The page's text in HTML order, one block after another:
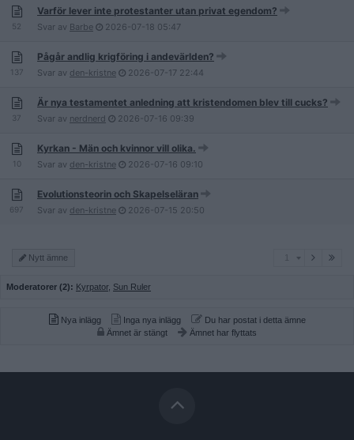
52
Varför lever inte protestanter utan privat egendom?
Svar av Barbe 2026-07-18 05:47
137
Pågår andlig krigföring i andevärlden?
Svar av den-kristne 2026-07-17 22:44
37
Är nya testamentet anledning att kristendomen blev till cucks?
Svar av nerdnerd 2026-07-16 09:39
10
Kyrkan - Män och kvinnor vill olika.
Svar av den-kristne 2026-07-16 09:10
697
Evolutionsteorin och Skapelseläran
Svar av den-kristne 2026-07-15 20:50
Nytt ämne
Moderatorer (2): Kyrpator, Sun Ruler
Nya inlägg Inga nya inlägg
Du har postat i detta ämne
Ämnet är stängt
Ämnet har flyttats